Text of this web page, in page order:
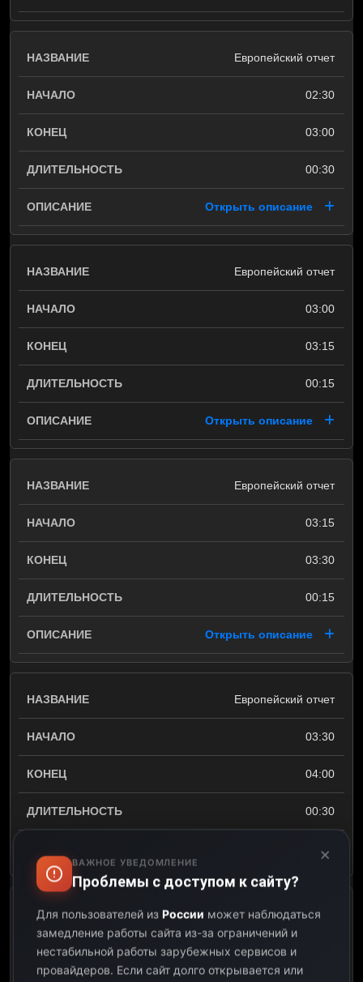
Европейский отчет
02:30
03:00
00:30
Открыть описание
Европейский отчет
03:00
03:15
00:15
Открыть описание
Европейский отчет
03:15
03:30
00:15
Открыть описание
Европейский отчет
03:30
04:00
00:30
Подъем, Европа
×
ВАЖНОЕ УВЕДОМЛЕНИЕ
Проблемы с доступом к сайту?
Для пользователей из России может наблюдаться
замедление работы сайта из-за ограничений и
нестабильной работы зарубежных сервисов и
провайдеров. Если сайт долго открывается или